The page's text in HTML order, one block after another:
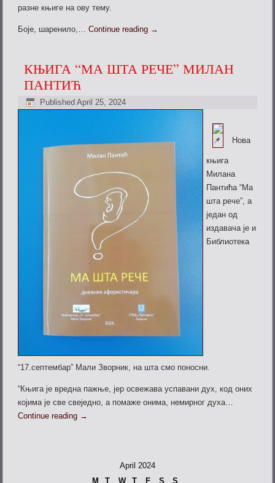
разне књиге на ову тему.
Боје, шаренило,…Continue reading →
КЊИГА “МА ШТА РЕЧЕ” МИЛАН
ПАНТИЋ
Published April 25, 2024
Нова
књига
Милана
Пантића “Ма
шта рече”, а
један од
издавача је и
Библиотека
“17.септембар” Мали Зворник, на шта смо поносни.
“Књига је вредна пажње, јер освежава успавани дух, код оних
којима је све свеједно, а помаже онима, немирног духа…
Continue reading →
April 2024
M
T W T F S S